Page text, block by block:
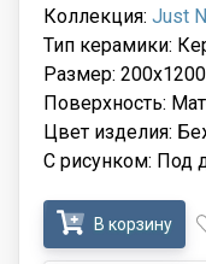
Коллекция: Just
Тип керамики:
Размер: 200x1200
Поверхность:
Цвет изделия:
С рисунком: Под
В корзину